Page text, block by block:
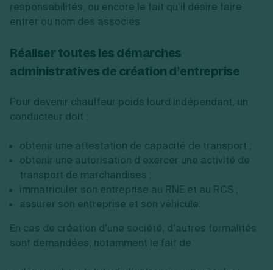
responsabilités, ou encore le fait qu’il désire faire
entrer ou nom des associés.
Réaliser toutes les démarches
administratives de création d’entreprise
Pour devenir chauffeur poids lourd indépendant, un
conducteur doit :
obtenir une attestation de capacité de transport ;
obtenir une autorisation d’exercer une activité de
transport de marchandises ;
immatriculer son entreprise au RNE et au RCS ;
assurer son entreprise et son véhicule.
En cas de création d’une société, d’autres formalités
sont demandées, notamment le fait de